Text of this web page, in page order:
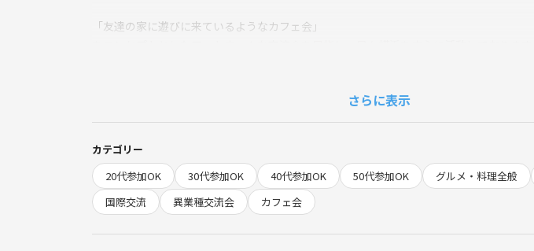
「友達の家に遊びに来ているようなカフェ会」
普段生活していて出会えないような人と出会える！
自分の知らない世界を知るきっかけになる！
そんな可能性を秘めています✨
私もカフェ会に参加したことがきっかけで、運営側として活動するようになりました！
さらに表示
カテゴリー
20代参加OK
30代参加OK 40代参加OK 50代参加OK グルメ・料理全般
国際交流
異業種交流会 カフェ会